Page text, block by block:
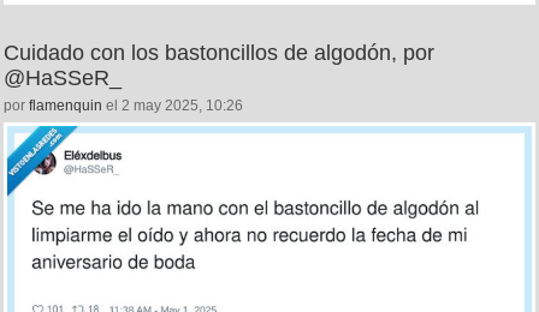
Cuidado con los bastoncillos de algodón, por
@HaSSeR_
por flamenquin el 2 may 2025, 10:26